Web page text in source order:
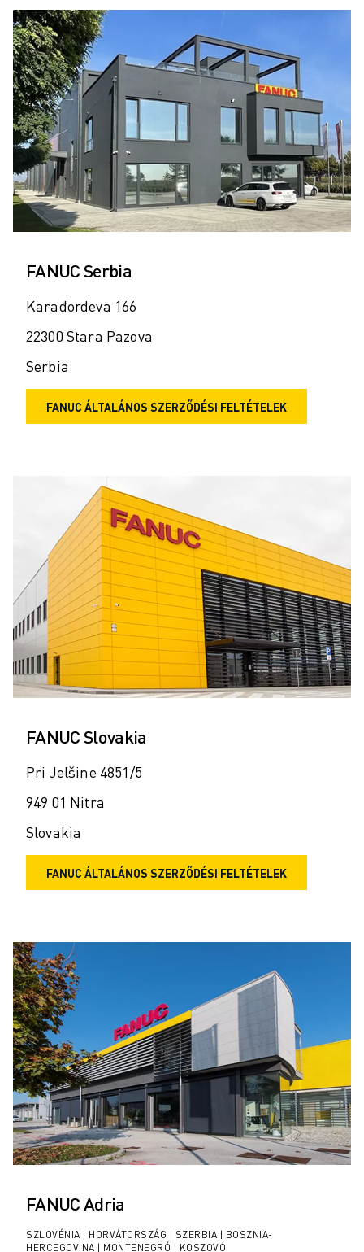
FANUC Serbia
Karađorđeva 166
22300 Stara Pazova
Serbia
FANUC ÁLTALÁNOS SZERZŐDÉSI FELTÉTELEK
FANUC Slovakia
Pri Jelšine 4851/5
949 01 Nitra
Slovakia
FANUC ÁLTALÁNOS SZERZŐDÉSI FELTÉTELEK
FANUC Adria
SZLOVÉNIA | HORVÁTORSZÁG | SZERBIA | BOSZNIA-
HERCEGOVINA | MONTENEGRÓ | KOSZOVÓ